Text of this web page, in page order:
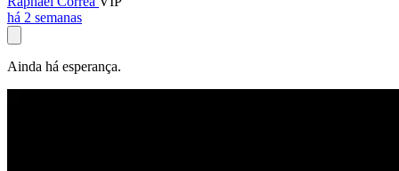
há 2 semanas
Ainda há esperança.